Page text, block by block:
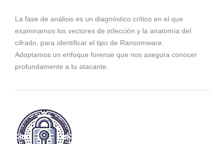
La fase de análisis es un diagnóstico crítico en el que
examinamos los vectores de infección y la anatomía del
cifrado, para identificar el tipo de Ransomware.
Adoptamos un enfoque forense que nos asegura conocer
profundamente a tu atacante.